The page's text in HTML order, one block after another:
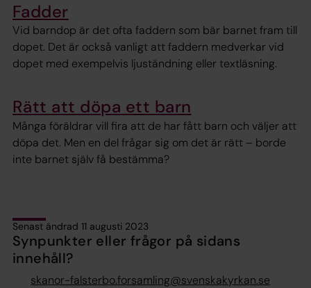
Fadder
Vid barndop är det ofta faddern som bär barnet fram till
dopet. Det är också vanligt att faddern medverkar vid
dopet med exempelvis ljuständning eller textläsning.
Rätt att döpa ett barn
Många föräldrar vill fira att de har fått barn och väljer att
döpa det. Men en del frågar sig om det är rätt – borde
inte barnet själv få bestämma?
Senast ändrad 11 augusti 2023
Synpunkter eller frågor på sidans
innehåll?
skanor-falsterbo.forsamling@svenskakyrkan.se